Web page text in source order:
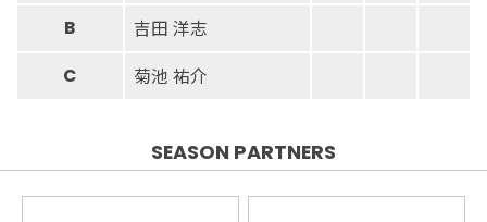
B 吉田 洋志
C 菊池 祐介
SEASON PARTNERS